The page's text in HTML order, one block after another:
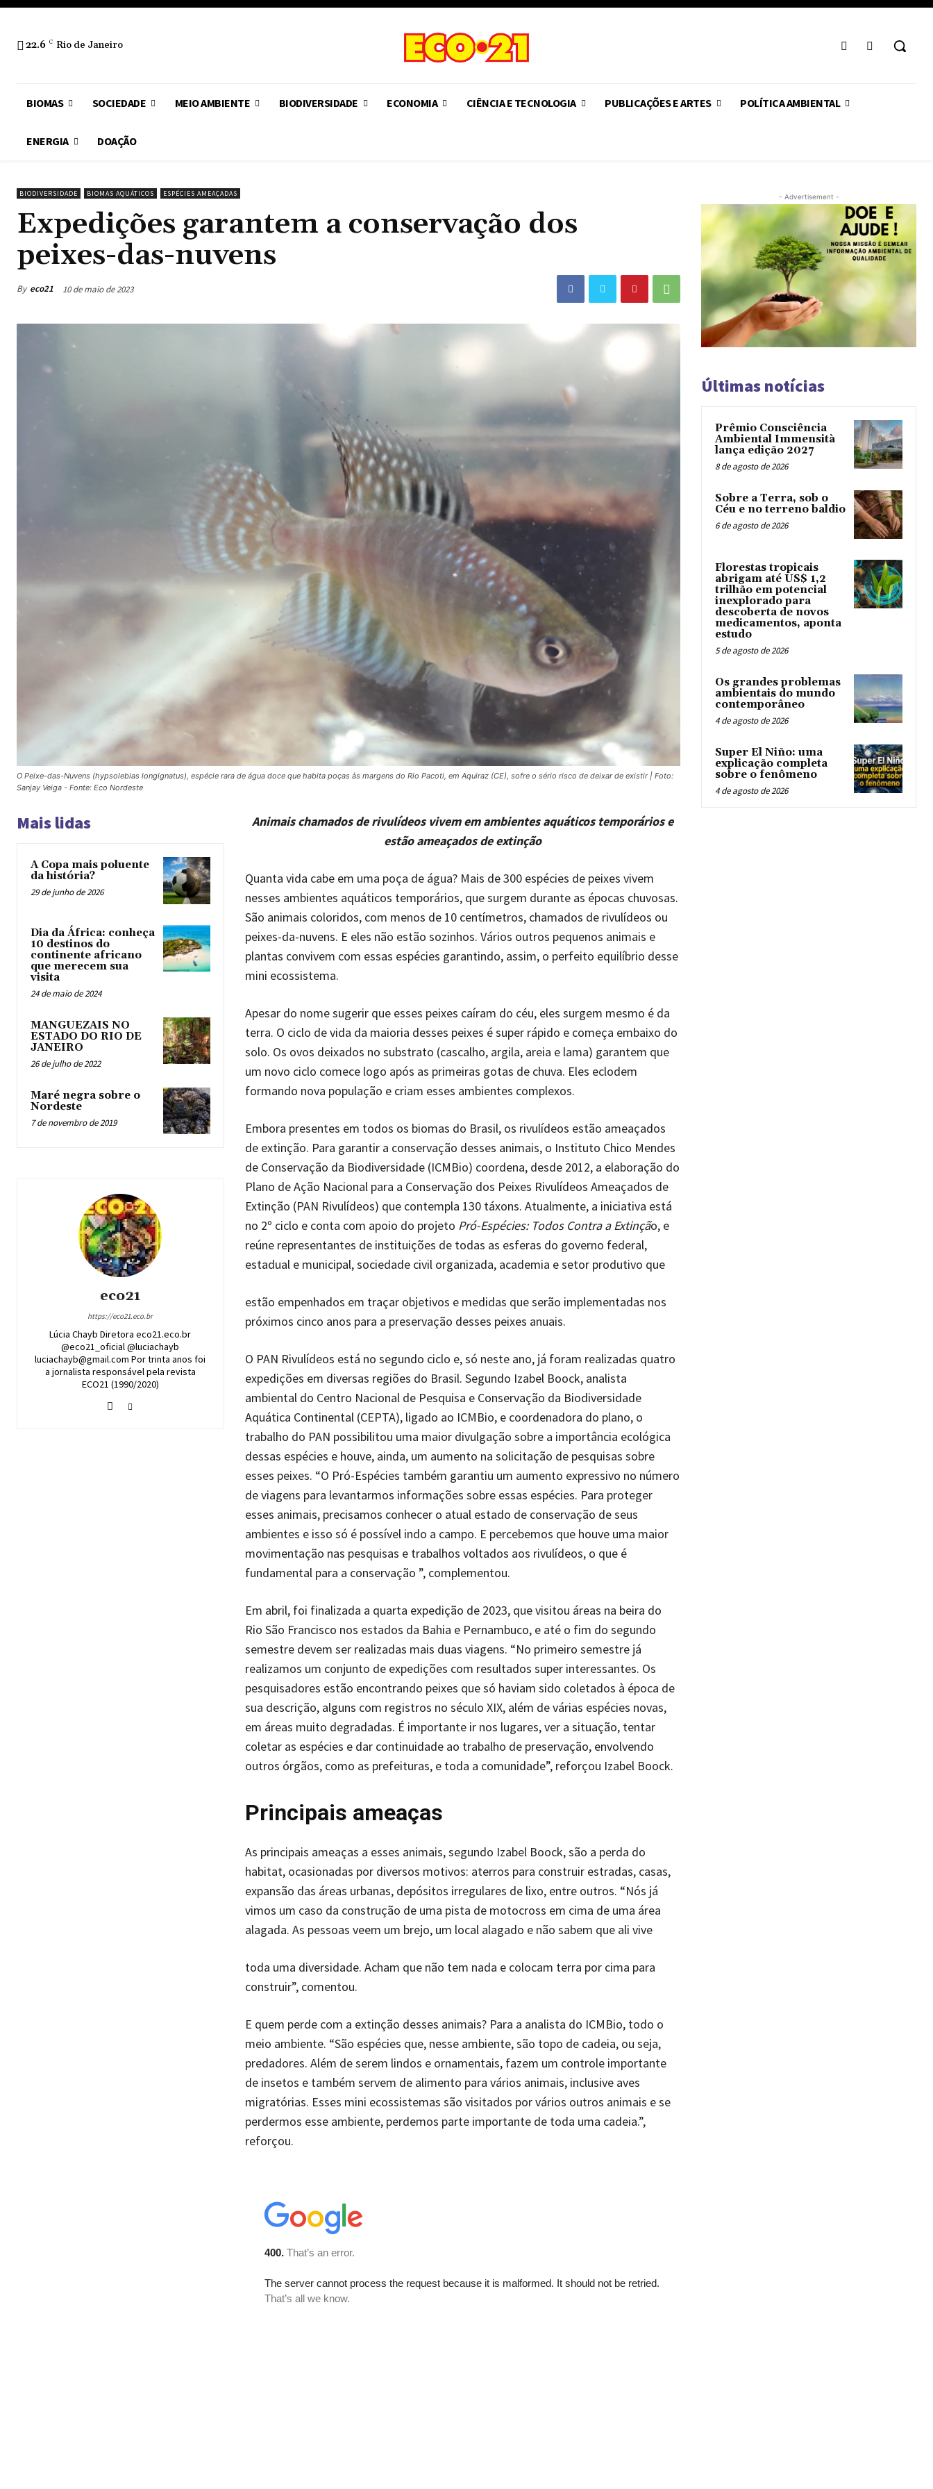
22.6 C Rio de Janeiro
BIOMAS SOCIEDADE MEIO AMBIENTE BIODIVERSIDADE ECONOMIA CIÊNCIA E TECNOLOGIA PUBLICAÇÕES E ARTES POLÍTICA AMBIENTAL
ENERGIA DOAÇÃO
BIODIVERSIDADE BIOMAS AQUÁTICOS ESPÉCIES AMEAÇADAS
Expedições garantem a conservação dos
peixes-das-nuvens
By eco21 10 de maio de 2023
O Peixe-das-Nuvens (hypsolebias longignatus), espécie rara de água doce que habita poças às margens do Rio Pacoti, em Aquiraz (CE), sofre o sério risco de deixar de existir | Foto:
Sanjay Veiga - Fonte: Eco Nordeste
Mais lidas
A Copa mais poluente
da história?
29 de junho de 2026
Dia da África: conheça
10 destinos do
continente africano
que merecem sua
visita
24 de maio de 2024
MANGUEZAIS NO
ESTADO DO RIO DE
JANEIRO
26 de julho de 2022
Maré negra sobre o
Nordeste
7 de novembro de 2019
eco21
https://eco21.eco.br
Lúcia Chayb Diretora eco21.eco.br
@eco21_oficial @luciachayb
luciachayb@gmail.com Por trinta anos foi
a jornalista responsável pela revista
ECO21 (1990/2020)
Animais chamados de rivulídeos vivem em ambientes aquáticos temporários e
estão ameaçados de extinção
Quanta vida cabe em uma poça de água? Mais de 300 espécies de peixes vivem
nesses ambientes aquáticos temporários, que surgem durante as épocas chuvosas.
São animais coloridos, com menos de 10 centímetros, chamados de rivulídeos ou
peixes-da-nuvens. E eles não estão sozinhos. Vários outros pequenos animais e
plantas convivem com essas espécies garantindo, assim, o perfeito equilíbrio desse
mini ecossistema.
Apesar do nome sugerir que esses peixes caíram do céu, eles surgem mesmo é da
terra. O ciclo de vida da maioria desses peixes é super rápido e começa embaixo do
solo. Os ovos deixados no substrato (cascalho, argila, areia e lama) garantem que
um novo ciclo comece logo após as primeiras gotas de chuva. Eles eclodem
formando nova população e criam esses ambientes complexos.
Embora presentes em todos os biomas do Brasil, os rivulídeos estão ameaçados
de extinção. Para garantir a conservação desses animais, o Instituto Chico Mendes
de Conservação da Biodiversidade (ICMBio) coordena, desde 2012, a elaboração do
Plano de Ação Nacional para a Conservação dos Peixes Rivulídeos Ameaçados de
Extinção (PAN Rivulídeos) que contempla 130 táxons. Atualmente, a iniciativa está
no 2º ciclo e conta com apoio do projeto Pró-Espécies: Todos Contra a Extinção, e
reúne representantes de instituições de todas as esferas do governo federal,
estadual e municipal, sociedade civil organizada, academia e setor produtivo que
estão empenhados em traçar objetivos e medidas que serão implementadas nos
próximos cinco anos para a preservação desses peixes anuais.
O PAN Rivulídeos está no segundo ciclo e, só neste ano, já foram realizadas quatro
expedições em diversas regiões do Brasil. Segundo Izabel Boock, analista
ambiental do Centro Nacional de Pesquisa e Conservação da Biodiversidade
Aquática Continental (CEPTA), ligado ao ICMBio, e coordenadora do plano, o
trabalho do PAN possibilitou uma maior divulgação sobre a importância ecológica
dessas espécies e houve, ainda, um aumento na solicitação de pesquisas sobre
esses peixes. “O Pró-Espécies também garantiu um aumento expressivo no número
de viagens para levantarmos informações sobre essas espécies. Para proteger
esses animais, precisamos conhecer o atual estado de conservação de seus
ambientes e isso só é possível indo a campo. E percebemos que houve uma maior
movimentação nas pesquisas e trabalhos voltados aos rivulídeos, o que é
fundamental para a conservação ”, complementou.
Em abril, foi finalizada a quarta expedição de 2023, que visitou áreas na beira do
Rio São Francisco nos estados da Bahia e Pernambuco, e até o fim do segundo
semestre devem ser realizadas mais duas viagens. “No primeiro semestre já
realizamos um conjunto de expedições com resultados super interessantes. Os
pesquisadores estão encontrando peixes que só haviam sido coletados à época de
sua descrição, alguns com registros no século XIX, além de várias espécies novas,
em áreas muito degradadas. É importante ir nos lugares, ver a situação, tentar
coletar as espécies e dar continuidade ao trabalho de preservação, envolvendo
outros órgãos, como as prefeituras, e toda a comunidade”, reforçou Izabel Boock.
Principais ameaças
As principais ameaças a esses animais, segundo Izabel Boock, são a perda do
habitat, ocasionadas por diversos motivos: aterros para construir estradas, casas,
expansão das áreas urbanas, depósitos irregulares de lixo, entre outros. “Nós já
vimos um caso da construção de uma pista de motocross em cima de uma área
alagada. As pessoas veem um brejo, um local alagado e não sabem que ali vive
toda uma diversidade. Acham que não tem nada e colocam terra por cima para
construir”, comentou.
E quem perde com a extinção desses animais? Para a analista do ICMBio, todo o
meio ambiente. “São espécies que, nesse ambiente, são topo de cadeia, ou seja,
predadores. Além de serem lindos e ornamentais, fazem um controle importante
de insetos e também servem de alimento para vários animais, inclusive aves
migratórias. Esses mini ecossistemas são visitados por vários outros animais e se
perdermos esse ambiente, perdemos parte importante de toda uma cadeia.”,
reforçou.
- Advertisement -
Últimas notícias
Prêmio Consciência
Ambiental Immensità
lança edição 2027
8 de agosto de 2026
Sobre a Terra, sob o
Céu e no terreno baldio
6 de agosto de 2026
Florestas tropicais
abrigam até US$ 1,2
trilhão em potencial
inexplorado para
descoberta de novos
medicamentos, aponta
estudo
5 de agosto de 2026
Os grandes problemas
ambientais do mundo
contemporâneo
4 de agosto de 2026
Super El Niño: uma
explicação completa
sobre o fenômeno
4 de agosto de 2026